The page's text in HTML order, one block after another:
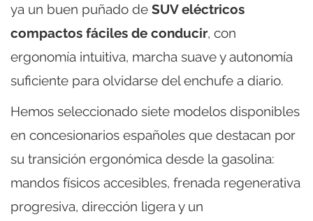
ya un buen puñado de SUV eléctricos
compactos fáciles de conducir, con
ergonomía intuitiva, marcha suave y autonomía
suficiente para olvidarse del enchufe a diario.
Hemos seleccionado siete modelos disponibles
en concesionarios españoles que destacan por
su transición ergonómica desde la gasolina:
mandos físicos accesibles, frenada regenerativa
progresiva, dirección ligera y un